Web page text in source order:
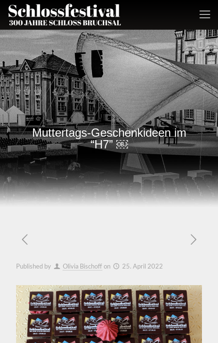
Muttertags-Geschenkideen im
“H7” ￼
Published by Olivia Bischoff on 25. April 2022